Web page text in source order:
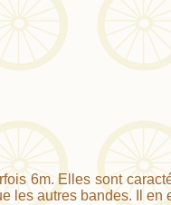
6m. Elles sont
les autres bandes. Il en